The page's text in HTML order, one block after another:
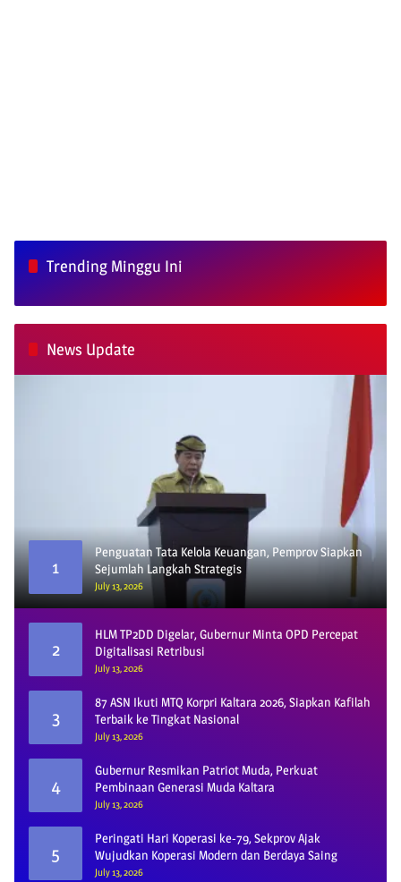
Trending Minggu Ini
News Update
1
Penguatan Tata Kelola Keuangan, Pemprov Siapkan
Sejumlah Langkah Strategis
July 13, 2026
2
HLM TP2DD Digelar, Gubernur Minta OPD Percepat
Digitalisasi Retribusi
July 13, 2026
3
87 ASN Ikuti MTQ Korpri Kaltara 2026, Siapkan Kafilah
Terbaik ke Tingkat Nasional
July 13, 2026
4
Gubernur Resmikan Patriot Muda, Perkuat
Pembinaan Generasi Muda Kaltara
July 13, 2026
5
Peringati Hari Koperasi ke-79, Sekprov Ajak
Wujudkan Koperasi Modern dan Berdaya Saing
July 13, 2026